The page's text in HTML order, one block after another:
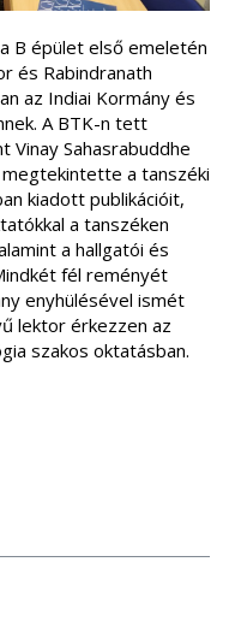
B épület első emeletén
és Rabindranath
az Indiai Kormány és
A BTK-n tett
Sahasrabuddhe
a tanszéki
kiadott publikációit,
a tanszéken
a hallgatói és
fél reményét
enyhülésével ismét
lektor érkezzen az
szakos oktatásban.